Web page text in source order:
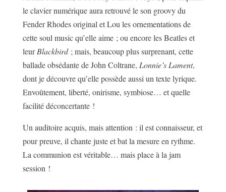
le clavier numérique aura retrouvé le son groovy du
Fender Rhodes original et Lou les ornementations de
cette soul music qu’elle aime ; ou encore les Beatles et
leurBlackbird ; mais, beaucoup plus surprenant, cette
ballade obsédante de John Coltrane, Lonnie’s Lament,
dont je découvre qu’elle possède aussi un texte lyrique.
Envoûtement, liberté, onirisme, symbiose… et quelle
facilité déconcertante !
Un auditoire acquis, mais attention : il est connaisseur, et
pour preuve, il chante juste et bat la mesure en rythme.
La communion est véritable… mais place à la jam
session !